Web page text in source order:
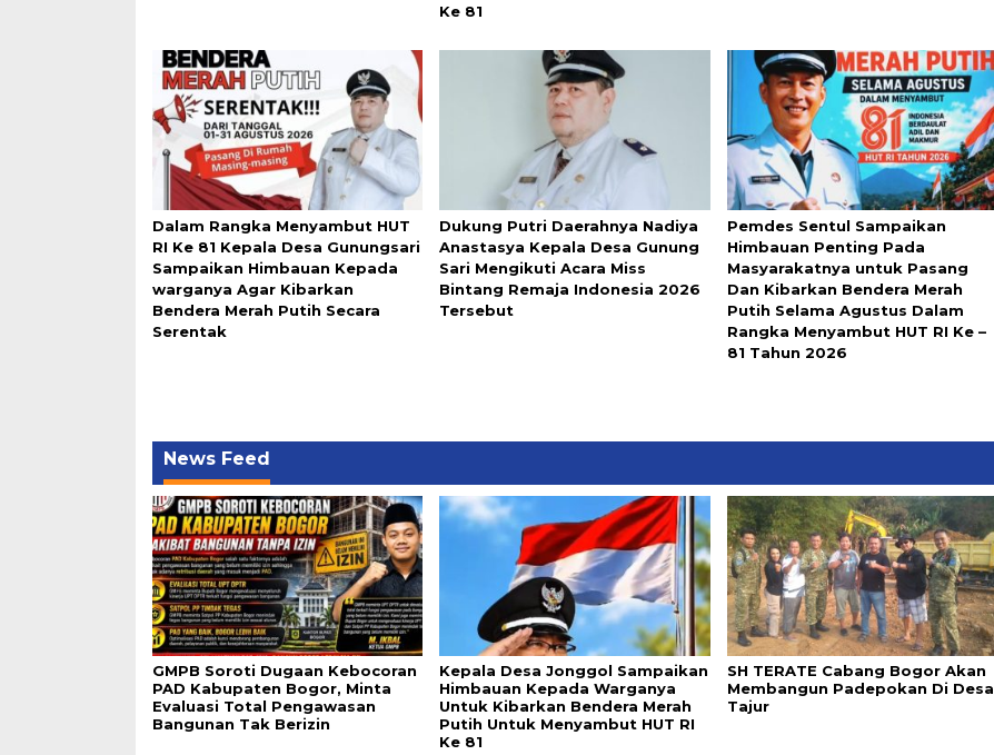
Ke 81
Dalam Rangka Menyambut HUT
RI Ke 81 Kepala Desa Gunungsari
Sampaikan Himbauan Kepada
warganya Agar Kibarkan
Bendera Merah Putih Secara
Serentak
Dukung Putri Daerahnya Nadiya
Anastasya Kepala Desa Gunung
Sari Mengikuti Acara Miss
Bintang Remaja Indonesia 2026
Tersebut
Pemdes Sentul Sampaikan
Himbauan Penting Pada
Masyarakatnya untuk Pasang
Dan Kibarkan Bendera Merah
Putih Selama Agustus Dalam
Rangka Menyambut HUT RI Ke –
81 Tahun 2026
News Feed
GMPB Soroti Dugaan Kebocoran
PAD Kabupaten Bogor, Minta
Evaluasi Total Pengawasan
Bangunan Tak Berizin
Kepala Desa Jonggol Sampaikan
Himbauan Kepada Warganya
Untuk Kibarkan Bendera Merah
Putih Untuk Menyambut HUT RI
Ke 81
SH TERATE Cabang Bogor Akan
Membangun Padepokan Di Desa
Tajur